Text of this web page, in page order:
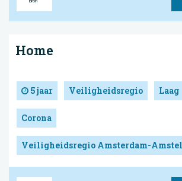
Home
5 jaar Veiligheidsregio Laag
Corona
Veiligheidsregio Amsterdam-